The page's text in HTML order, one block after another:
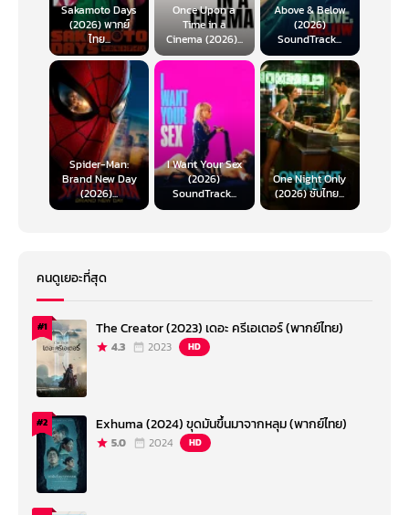
Sakamoto Days
(2026) พากย์
ไทย...
Once Upon a
Time in a
Cinema (2026)...
Above & Below
(2026)
SoundTrack...
Spider-Man:
Brand New Day
(2026)...
I Want Your Sex
(2026)
SoundTrack...
One Night Only
(2026) ซับไทย...
คนดูเยอะที่สุด
#1 The Creator (2023) เดอะ ครีเอเตอร์ (พากย์ไทย)
4.3 2023 HD
#2 Exhuma (2024) ขุดมันขึ้นมาจากหลุม (พากย์ไทย)
5.0 2024 HD